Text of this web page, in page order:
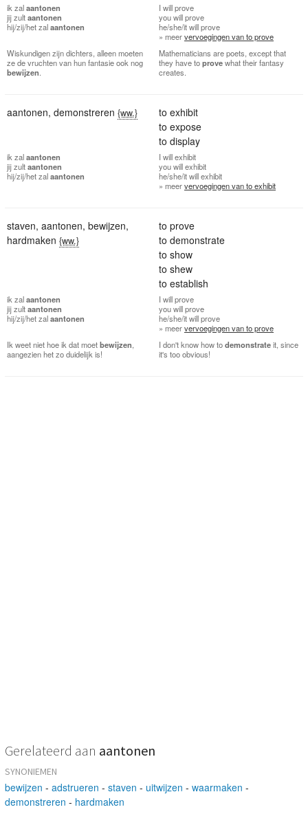
ik zalaantonen
jijzultaantonen
hij/zij/hetzalaantonen
I will prove
youwill prove
he/she/itwill prove
» meervervoegingen van to prove
Wiskundigen zijn dichters, alleen moeten
ze de vruchten van hun fantasie ook nog
bewijzen
Mathematicians are poets, except that
they have toprovewhat their fantasy
creates.
aantonen, demonstreren {ww.}
to exhibit
to expose
to display
ik zalaantonen
jijzultaantonen
hij/zij/hetzalaantonen
I will exhibit
youwill exhibit
he/she/itwill exhibit
» meervervoegingen van to exhibit
staven, aantonen, bewijzen,
hardmaken {ww.}
to prove
to demonstrate
to show
to shew
to establish
ik zalaantonen
jijzultaantonen
hij/zij/hetzalaantonen
I will prove
youwill prove
he/she/itwill prove
» meervervoegingen van to prove
Ik weet niet hoe ik dat moetbewijzen
aangezien het zo duidelijk is!
I don't know how todemonstrateit, since
it's too obvious!
Gerelateerd aan aantonen
SYNONIEMEN
bewijzen - adstrueren - staven - uitwijzen - waarmaken -
demonstreren - hardmaken